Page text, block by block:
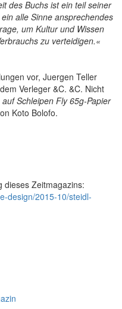
des Buchs ist ein teil seiner
alle Sinne ansprechendes
um Kultur und Wissen
zu verteidigen.«
vor, Juergen Teller
Verleger &C. &C. Nicht
auf Schleipen Fly 65g-Papier
Koto Bolofo.
dieses Zeitmagazins:
design/2015-10/steidl-